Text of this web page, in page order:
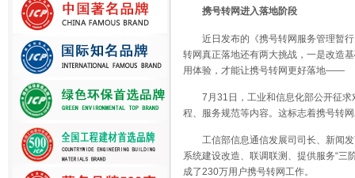
携号转网进入落地阶段
近日发布的《携号转网服务管理暂
转网真正落地还有两大挑战，一是改造
用体验，才能让携号转网更好落地——
7月31日，工业和信息化部公开征
程、服务规范等内容。这标志着携号转
工信部信息通信发展司司长、新闻
系统建设改造、联调联测、提供服务“三
成了230万用户携号转网工作。